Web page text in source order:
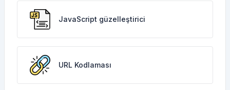
JavaScript güzelleştirici
URL Kodlaması